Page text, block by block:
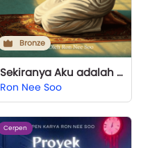
Bronze
Sekiranya Aku adalah Menantunya
Ron Nee Soo
Cerpen